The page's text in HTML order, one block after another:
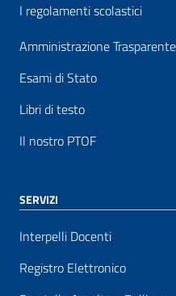
I regolamenti scolastici
Amministrazione Trasparente
Esami di Stato
Libri di testo
Il nostro PTOF
SERVIZI
Interpelli Docenti
Registro Elettronico